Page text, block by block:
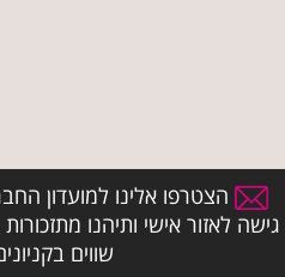
הצטרפו אלינו למועדון
גישה לאזור אישי ותיהנו
שווים